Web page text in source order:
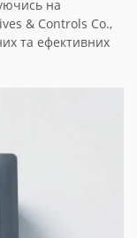
на
& Controls Co.,
та ефективних